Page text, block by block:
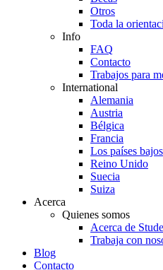
Otros
Toda la
Info
FAQ
Contacto
Trabajos para
International
Alemania
Austria
Bélgica
Francia
Los países bajos
Reino Unido
Suecia
Suiza
Acerca
Quienes somos
Acerca de
Trabaja con
Blog
Contacto